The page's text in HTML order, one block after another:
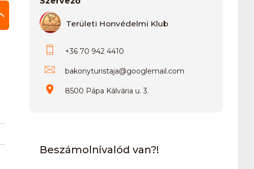
Területi Honvédelmi Klub
+36 70 942 4410
bakonyturistaja@googlemail.com
8500 Pápa Kálvária u. 3.
Beszámolnivalód van?!